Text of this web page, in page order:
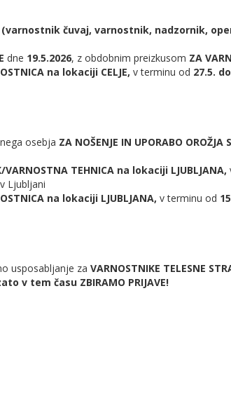
(varnostnik čuvaj, varnostnik, nadzornik,
dne 19.5.2026, z obdobnim preizkusom ZA
na lokaciji CELJE, v terminu od 27.5.
osebja ZA NOŠENJE IN UPORABO OROŽJA
VARNOSTNA TEHNICA na lokaciji LJUBLJANA,
v Ljubljani
na lokaciji LJUBLJANA, v terminu od
usposabljanje za VARNOSTNIKE TELESNE
v tem času ZBIRAMO PRIJAVE!